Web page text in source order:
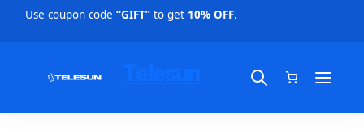
Use coupon code “GIFT”to get 10% OFF.